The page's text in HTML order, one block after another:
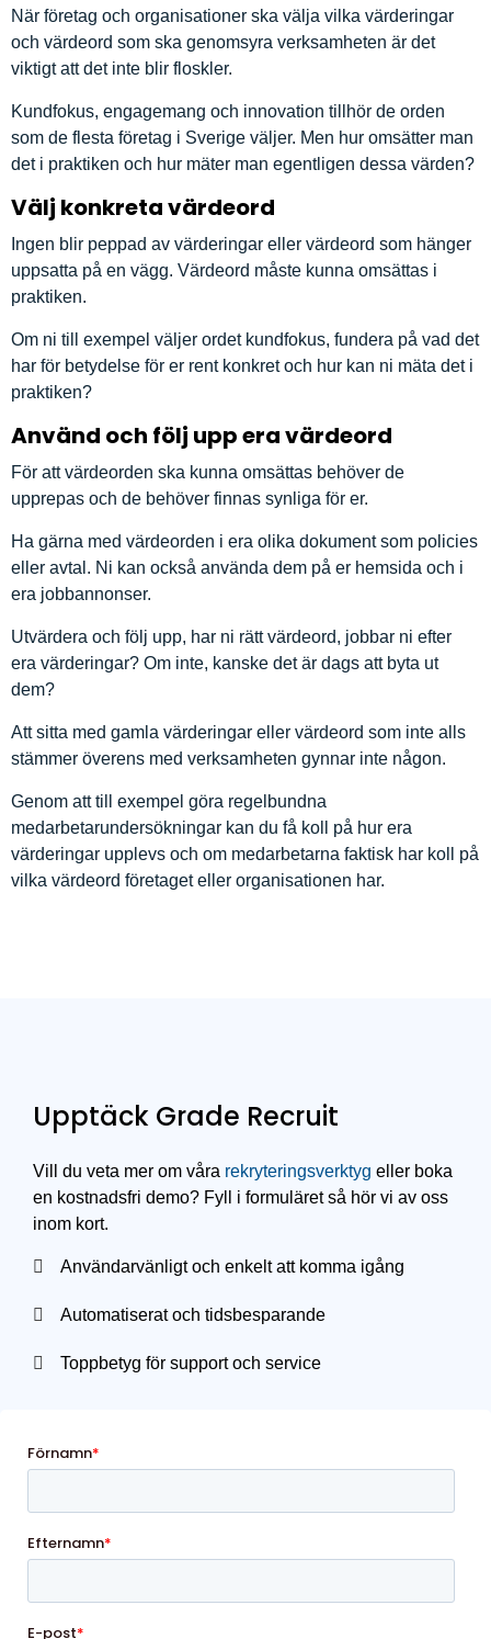
När företag och organisationer ska välja vilka värderingar
och värdeord som ska genomsyra verksamheten är det
viktigt att det inte blir floskler.
Kundfokus, engagemang och innovation tillhör de orden
som de flesta företag i Sverige väljer. Men hur omsätter man
det i praktiken och hur mäter man egentligen dessa värden?
Välj konkreta värdeord
Ingen blir peppad av värderingar eller värdeord som hänger
uppsatta på en vägg. Värdeord måste kunna omsättas i
praktiken.
Om ni till exempel väljer ordet kundfokus, fundera på vad det
har för betydelse för er rent konkret och hur kan ni mäta det i
praktiken?
Använd och följ upp era värdeord
För att värdeorden ska kunna omsättas behöver de
upprepas och de behöver finnas synliga för er.
Ha gärna med värdeorden i era olika dokument som policies
eller avtal. Ni kan också använda dem på er hemsida och i
era jobbannonser.
Utvärdera och följ upp, har ni rätt värdeord, jobbar ni efter
era värderingar? Om inte, kanske det är dags att byta ut
dem?
Att sitta med gamla värderingar eller värdeord som inte alls
stämmer överens med verksamheten gynnar inte någon.
Genom att till exempel göra regelbundna
medarbetarundersökningar kan du få koll på hur era
värderingar upplevs och om medarbetarna faktisk har koll på
vilka värdeord företaget eller organisationen har.
Upptäck Grade Recruit
Vill du veta mer om våra rekryteringsverktyg eller boka
en kostnadsfri demo? Fyll i formuläret så hör vi av oss
inom kort.
Användarvänligt och enkelt att komma igång
Automatiserat och tidsbesparande
Toppbetyg för support och service